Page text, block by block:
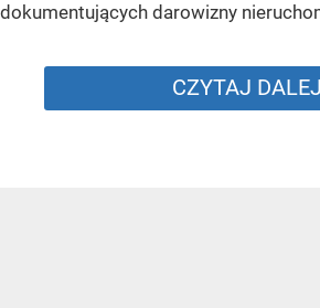
dokumentujących darowizny
CZYTAJ DALEJ